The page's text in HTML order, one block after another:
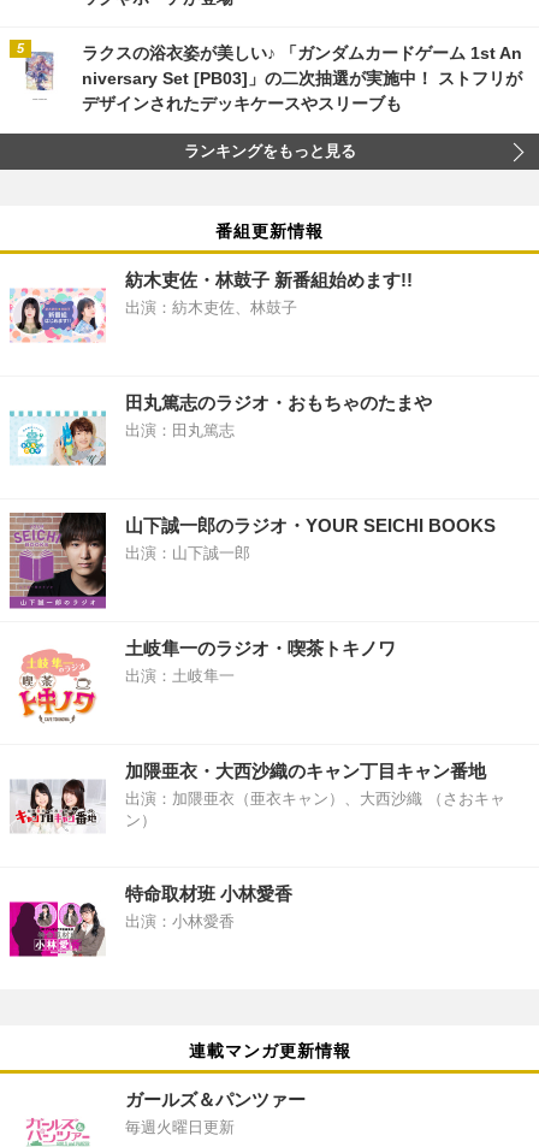
ラクスの浴衣姿が美しい♪ 「ガンダムカードゲーム 1st An
niversary Set [PB03]」の二次抽選が実施中！ ストフリが
デザインされたデッキケースやスリーブも
ランキングをもっと見る
番組更新情報
紡木吏佐・林鼓子 新番組始めます!!
出演：紡木吏佐、林鼓子
田丸篤志のラジオ・おもちゃのたまや
出演：田丸篤志
山下誠一郎のラジオ・YOUR SEICHI BOOKS
出演：山下誠一郎
土岐隼一のラジオ・喫茶トキノワ
出演：土岐隼一
加隈亜衣・大西沙織のキャン丁目キャン番地
出演：加隈亜衣（亜衣キャン）、大西沙織 （さおキャ
ン）
特命取材班 小林愛香
出演：小林愛香
連載マンガ更新情報
ガールズ＆パンツァー
毎週火曜日更新